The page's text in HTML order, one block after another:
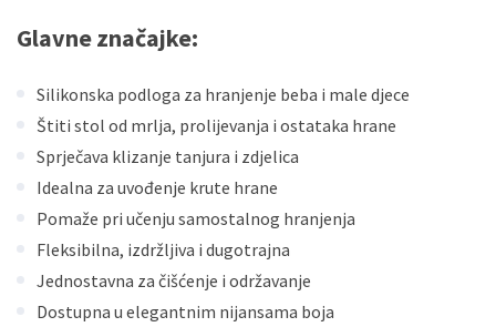
Glavne značajke:
Silikonska podloga za hranjenje beba i male djece
Štiti stol od mrlja, prolijevanja i ostataka hrane
Sprječava klizanje tanjura i zdjelica
Idealna za uvođenje krute hrane
Pomaže pri učenju samostalnog hranjenja
Fleksibilna, izdržljiva i dugotrajna
Jednostavna za čišćenje i održavanje
Dostupna u elegantnim nijansama boja